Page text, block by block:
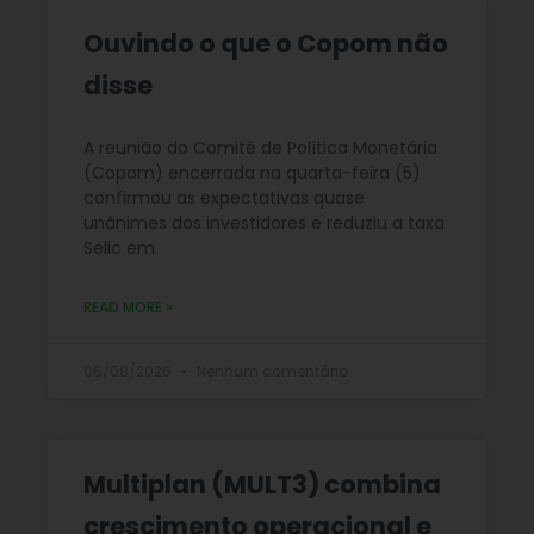
Ouvindo o que o Copom não
disse
A reunião do Comitê de Política Monetária
(Copom) encerrada na quarta-feira (5)
confirmou as expectativas quase
unânimes dos investidores e reduziu a taxa
Selic em
READ MORE »
Multiplan (MULT3) combina
crescimento operacional e